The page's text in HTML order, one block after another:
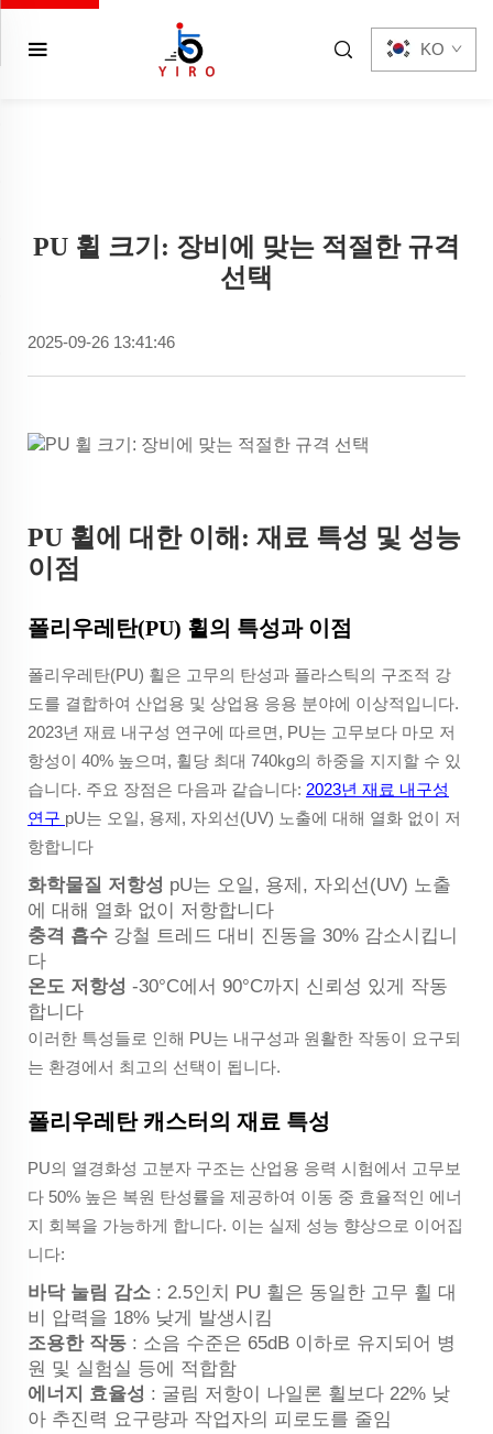
KO
PU 휠 크기: 장비에 맞는 적절한 규격
선택
2025-09-26 13:41:46
PU 휠에 대한 이해: 재료 특성 및 성능
이점
폴리우레탄(PU) 휠의 특성과 이점
폴리우레탄(PU) 휠은 고무의 탄성과 플라스틱의 구조적 강
도를 결합하여 산업용 및 상업용 응용 분야에 이상적입니다.
2023년 재료 내구성 연구에 따르면, PU는 고무보다 마모 저
항성이 40% 높으며, 휠당 최대 740kg의 하중을 지지할 수 있
습니다. 주요 장점은 다음과 같습니다: 2023년 재료 내구성
연구 pU는 오일, 용제, 자외선(UV) 노출에 대해 열화 없이 저
항합니다
화학물질 저항성 pU는 오일, 용제, 자외선(UV) 노출
에 대해 열화 없이 저항합니다
충격 흡수 강철 트레드 대비 진동을 30% 감소시킵니
다
온도 저항성 -30°C에서 90°C까지 신뢰성 있게 작동
합니다
이러한 특성들로 인해 PU는 내구성과 원활한 작동이 요구되
는 환경에서 최고의 선택이 됩니다.
폴리우레탄 캐스터의 재료 특성
PU의 열경화성 고분자 구조는 산업용 응력 시험에서 고무보
다 50% 높은 복원 탄성률을 제공하여 이동 중 효율적인 에너
지 회복을 가능하게 합니다. 이는 실제 성능 향상으로 이어집
니다:
바닥 눌림 감소 : 2.5인치 PU 휠은 동일한 고무 휠 대
비 압력을 18% 낮게 발생시킴
조용한 작동 : 소음 수준은 65dB 이하로 유지되어 병
원 및 실험실 등에 적합함
에너지 효율성 : 굴림 저항이 나일론 휠보다 22% 낮
아 추진력 요구량과 작업자의 피로도를 줄임